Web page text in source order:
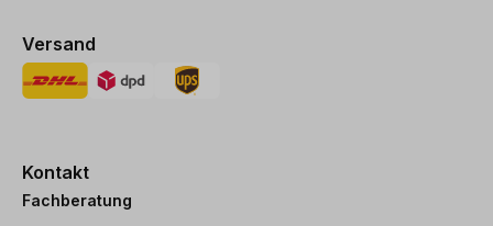
Versand
Kontakt
Fachberatung